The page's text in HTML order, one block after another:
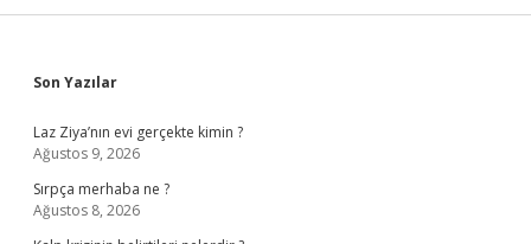
Sidebar
Son Yazılar
Laz Ziya’nın evi gerçekte kimin ?
Ağustos 9, 2026
Sırpça merhaba ne ?
Ağustos 8, 2026